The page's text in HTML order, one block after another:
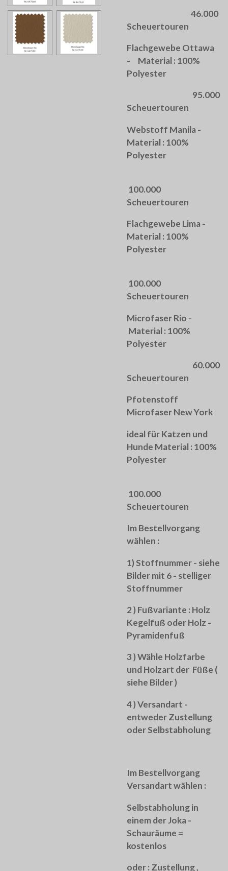
46.000
Scheuertouren
Flachgewebe Ottawa
- Material : 100%
Polyester
95.000
Scheuertouren
Webstoff Manila -
Material : 100%
Polyester
100.000
Scheuertouren
Flachgewebe Lima -
Material : 100%
Polyester
100.000
Scheuertouren
Microfaser Rio -
Material : 100%
Polyester
60.000
Scheuertouren
Pfotenstoff
Microfaser New York
ideal für Katzen und
Hunde Material : 100%
Polyester
100.000
Scheuertouren
Im Bestellvorgang
wählen :
1) Stoffnummer - siehe
Bilder mit 6 - stelliger
Stoffnummer
2 ) Fußvariante : Holz
Kegelfuß oder Holz -
Pyramidenfuß
3 ) Wähle Holzfarbe
und Holzart der Füße (
siehe Bilder )
4 ) Versandart -
entweder Zustellung
oder Selbstabholung
Im Bestellvorgang
Versandart wählen :
Selbstabholung in
einem der Joka -
Schauräume =
kostenlos
oder : Zustellung ,